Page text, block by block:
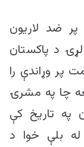
ضد لاریون
د پاکستان
پر وړاندې را
چا په مشرۍ
تاریخ کې
بلې خوا د